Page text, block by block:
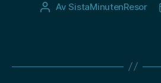
Inläggsförfattare
AvSistaMinutenResor